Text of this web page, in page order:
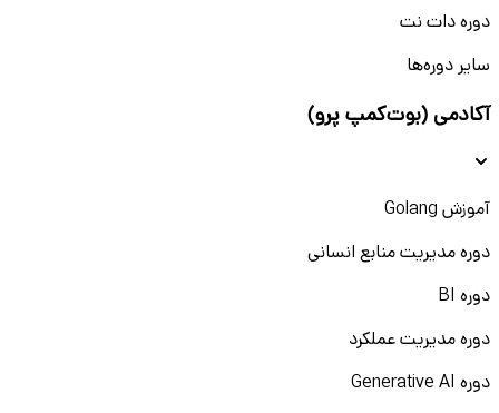
دوره دات نت
سایر دوره‌ها
آکادمی (بوت‌کمپ پرو)
آموزش Golang
دوره مدیریت منابع انسانی
دوره BI
دوره مدیریت عملکرد
دوره Generative AI